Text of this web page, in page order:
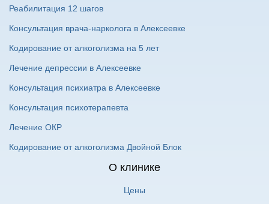
Реабилитация 12 шагов
Консультация врача-нарколога в Алексеевке
Кодирование от алкоголизма на 5 лет
Лечение депрессии в Алексеевке
Консультация психиатра в Алексеевке
Консультация психотерапевта
Лечение ОКР
Кодирование от алкоголизма Двойной Блок
О клинике
Цены